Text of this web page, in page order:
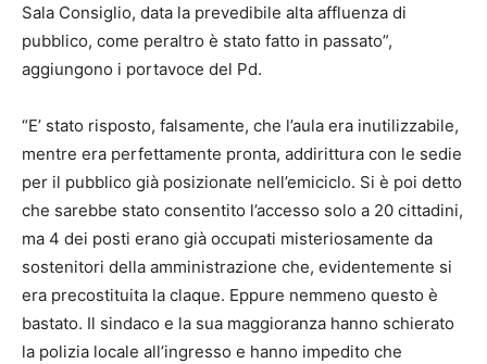
Sala Consiglio, data la prevedibile alta affluenza di
pubblico, come peraltro è stato fatto in passato”,
aggiungono i portavoce del Pd.
“E’ stato risposto, falsamente, che l’aula era inutilizzabile,
mentre era perfettamente pronta, addirittura con le sedie
per il pubblico già posizionate nell’emiciclo. Si è poi detto
che sarebbe stato consentito l’accesso solo a 20 cittadini,
ma 4 dei posti erano già occupati misteriosamente da
sostenitori della amministrazione che, evidentemente si
era precostituita la claque. Eppure nemmeno questo è
bastato. Il sindaco e la sua maggioranza hanno schierato
la polizia locale all’ingresso e hanno impedito che